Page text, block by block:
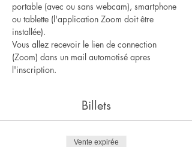
portable (avec ou sans webcam), smartphone
ou tablette (l'application Zoom doit être
installée).
Vous allez recevoir le lien de connection
(Zoom) dans un mail automotisé apres
l'inscription.
Billets
Vente expirée